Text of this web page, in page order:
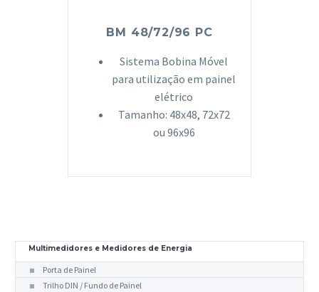
BM 48/72/96 PC
Sistema Bobina Móvel
para utilização em painel
elétrico
Tamanho: 48x48, 72x72
ou 96x96
Multimedidores e Medidores de Energia
Porta de Painel
Trilho DIN / Fundo de Painel